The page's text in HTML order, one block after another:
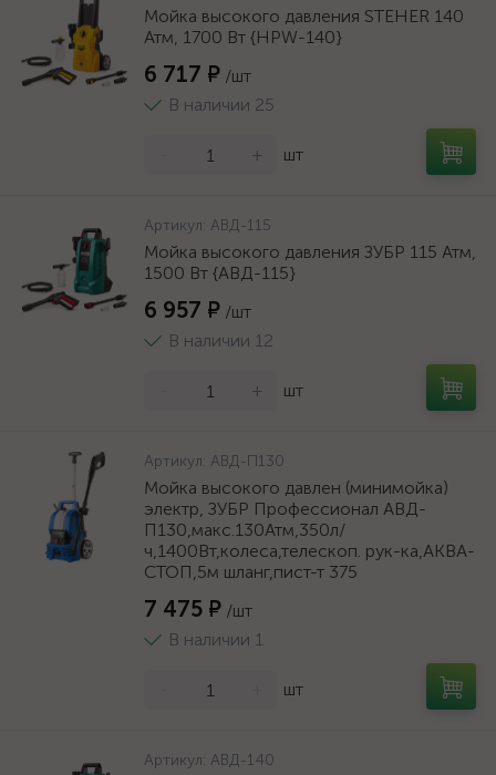
Мойка высокого давления STEHER 140
Атм, 1700 Вт {HPW-140}
6 717 ₽ /шт
В наличии 25
+ шт
Артикул: АВД-115
Мойка высокого давления ЗУБР 115 Атм,
1500 Вт {АВД-115}
6 957 ₽ /шт
В наличии 12
+ шт
Артикул: АВД-П130
Мойка высокого давлен (минимойка)
электр, ЗУБР Профессионал АВД-
П130,макс.130Атм,350л/
ч,1400Вт,колеса,телескоп. рук-ка,АКВА-
СТОП,5м шланг,пист-т 375
7 475 ₽ /шт
В наличии 1
шт
Артикул: АВД-140